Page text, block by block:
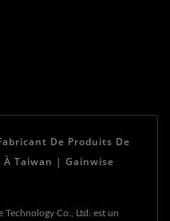
De Produits De
Taiwan | Gainwise
Technology Co., Ltd. est un